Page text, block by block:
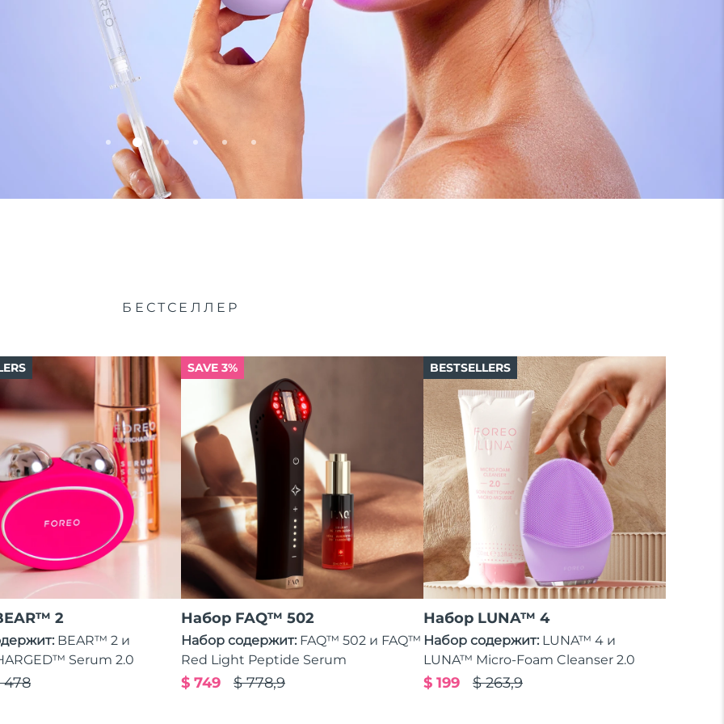
БЕСТСЕЛЛЕР
2
BEAR™ 2 и
Serum 2.0
478
SAVE 3%
Набор FAQ™ 502
Набор содержит: FAQ™ 502 и FAQ™
Red Light Peptide Serum
$ 778,9
$ 749
BESTSELLERS
Набор LUNA™ 4
Набор содержит: LUNA™ 4 и
LUNA™ Micro-Foam Cleanser 2.0
$ 263,9
$ 199